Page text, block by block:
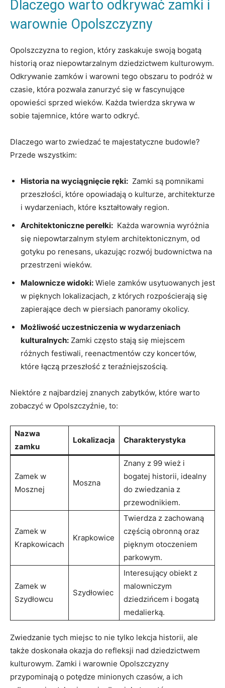
Dlaczego warto odkrywać‌ zamki⁢ i
warownie ​Opolszczyzny
Opolszczyzna to region, ⁢który zaskakuje swoją bogatą
⁣historią oraz⁣ niepowtarzalnym dziedzictwem ‍kulturowym.
Odkrywanie ⁢zamków i‍ warowni tego obszaru⁣ to podróż w
czasie,‍ która pozwala zanurzyć się w ⁢fascynujące
opowieści sprzed‍ wieków. Każda twierdza skrywa w
sobie ‌tajemnice, ‌które warto odkryć.
Dlaczego ‌warto zwiedzać te‌ majestatyczne budowle?
Przede wszystkim:
Historia na wyciągnięcie ręki: ⁢ Zamki są pomnikami
przeszłości, które opowiadają o kulturze, architekturze
i wydarzeniach, ⁢które ⁤kształtowały region.
Architektoniczne‌ perełki: ⁢ Każda warownia wyróżnia
się niepowtarzalnym stylem architektonicznym, od
gotyku po renesans, ukazując rozwój ‍budownictwa ⁤na
przestrzeni wieków.
Malownicze ‍widoki: Wiele zamków usytuowanych ‌jest
w pięknych lokalizacjach, z których rozpościerają się
zapierające‌ dech ​w piersiach panoramy okolicy.
Możliwość uczestniczenia⁤ w wydarzeniach
kulturalnych: Zamki często stają się miejscem
różnych festiwali, reenactmentów czy koncertów,
które łączą przeszłość z teraźniejszością.
Niektóre z najbardziej znanych zabytków, które warto
zobaczyć w Opolszczyźnie, to:
Nazwa
zamku
Lokalizacja Charakterystyka
Zamek ⁣w
Mosznej
Moszna
Znany z 99 wież i
bogatej historii, ‌idealny
do‌ zwiedzania z
przewodnikiem.
Zamek w
‍Krapkowicach
Krapkowice
Twierdza ​z zachowaną
częścią‍ obronną ⁣oraz
pięknym otoczeniem
parkowym.
Zamek ​w
Szydłowcu
Szydłowiec
Interesujący⁤ obiekt z
malowniczym
dziedzińcem i bogatą​
medalierką.
Zwiedzanie tych miejsc to nie tylko lekcja ​historii,‌ ale
⁤także doskonała ⁢okazja do ‌refleksji nad dziedzictwem
kulturowym. Zamki i warownie ​Opolszczyzny
przypominają o ‌potędze minionych czasów, ⁤a ich